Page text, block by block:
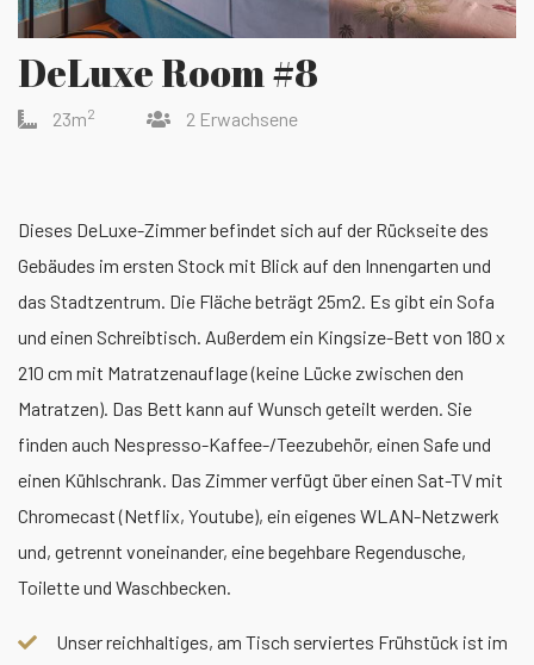
DeLuxe Room #8
23m2 2 Erwachsene
Dieses DeLuxe-Zimmer befindet sich auf der Rückseite des
Gebäudes im ersten Stock mit Blick auf den Innengarten und
das Stadtzentrum. Die Fläche beträgt 25m2. Es gibt ein Sofa
und einen Schreibtisch. Außerdem ein Kingsize-Bett von 180 x
210 cm mit Matratzenauflage (keine Lücke zwischen den
Matratzen). Das Bett kann auf Wunsch geteilt werden. Sie
finden auch Nespresso-Kaffee-/Teezubehör, einen Safe und
einen Kühlschrank. Das Zimmer verfügt über einen Sat-TV mit
Chromecast (Netflix, Youtube), ein eigenes WLAN-Netzwerk
und, getrennt voneinander, eine begehbare Regendusche,
Toilette und Waschbecken.
Unser reichhaltiges, am Tisch serviertes Frühstück ist im